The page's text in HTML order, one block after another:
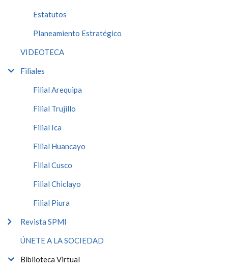
Estatutos
Planeamiento Estratégico
VIDEOTECA
Filiales
Filial Arequipa
Filial Trujillo
Filial Ica
Filial Huancayo
Filial Cusco
Filial Chiclayo
Filial Piura
Revista SPMI
ÚNETE A LA SOCIEDAD
Biblioteca Virtual